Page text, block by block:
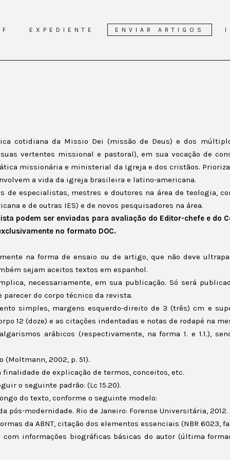
EXPEDIENTE ENVIAR ARTIGOS
cotidiana da Missio Dei (missão de Deus) e dos
vertentes missional e pastoral), em sua vocação de
missionária e ministerial da Igreja e dos cristãos.
a vida da igreja brasileira e latino-americana.
de especialistas, mestres e doutores na área de teologia,
e de outras IES) e de novos pesquisadores na área.
podem ser enviadas para avaliação do Editor-chefe e do
no formato DOC.
na forma de ensaio ou de artigo, que não deve
sejam aceitos textos em espanhol.
necessariamente, em sua publicação. Só será
parecer do corpo técnico da revista.
simples, margens esquerdo-direito de 3 (três) cm e
12 (doze) e as citações indentadas e notas de rodapé na
arábicos (respectivamente, na forma 1. e 1.1.),
2002, p. 51).
de explicação de termos, conceitos, etc.
o seguinte padrão: (Lc 15.20).
do texto, conforme o seguinte modelo:
pós-modernidade. Rio de Janeiro: Forense Universitária, 2012.
da ABNT, citação dos elementos essenciais (NBR 6023,
informações biográficas básicas do autor (última